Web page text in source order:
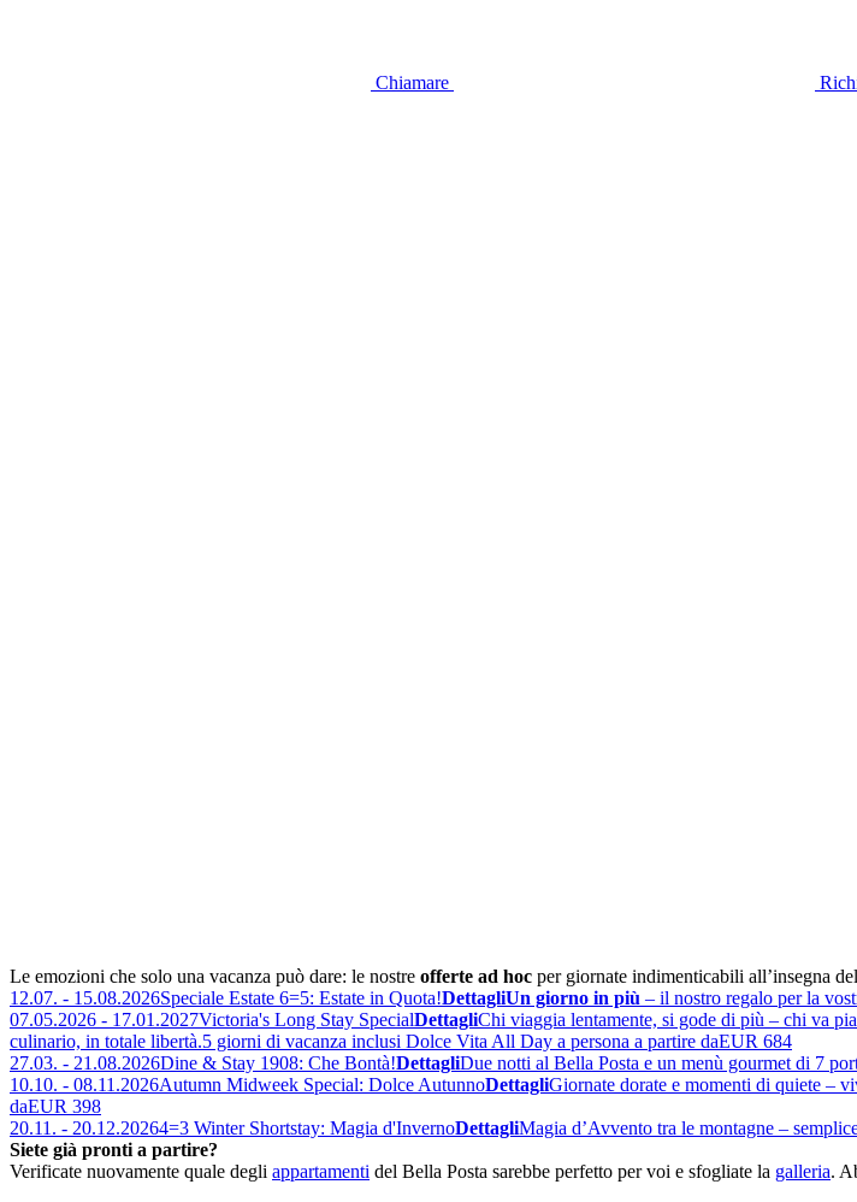
Chiamare
Le emozioni che solo una vacanza può dare: le nostre offerte ad hoc per giornate indimenticabili all’insegna
12.07. - 15.08.2026Speciale Estate 6=5: Estate in Quota!DettagliUn giorno in più – il nostro regalo per la
07.05.2026 - 17.01.2027Victoria's Long Stay SpecialDettagliChi viaggia lentamente, si gode di più – chi va
culinario, in totale libertà.5 giorni di vacanza inclusi Dolce Vita All Day a persona a partire daEUR 684
27.03. - 21.08.2026Dine & Stay 1908: Che Bontà!DettagliDue notti al Bella Posta e un menù gourmet di 7
10.10. - 08.11.2026Autumn Midweek Special: Dolce AutunnoDettagliGiornate dorate e momenti di quiete –
daEUR 398
20.11. - 20.12.20264=3 Winter Shortstay: Magia d'InvernoDettagliMagia d’Avvento tra le montagne –
Siete già pronti a partire?
Verificate nuovamente quale degli appartamenti del Bella Posta sarebbe perfetto per voi e sfogliate la galleria.